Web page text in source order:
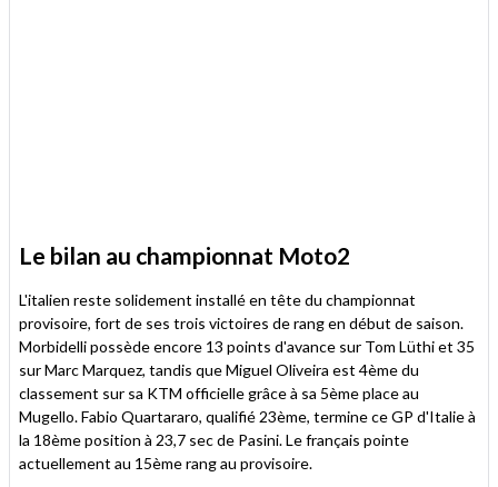
Le bilan au championnat Moto2
L'italien reste solidement installé en tête du championnat
provisoire, fort de ses trois victoires de rang en début de saison.
Morbidelli possède encore 13 points d'avance sur Tom Lüthi et 35
sur Marc Marquez, tandis que Miguel Oliveira est 4ème du
classement sur sa KTM officielle grâce à sa 5ème place au
Mugello. Fabio Quartararo, qualifié 23ème, termine ce GP d'Italie à
la 18ème position à 23,7 sec de Pasini. Le français pointe
actuellement au 15ème rang au provisoire.